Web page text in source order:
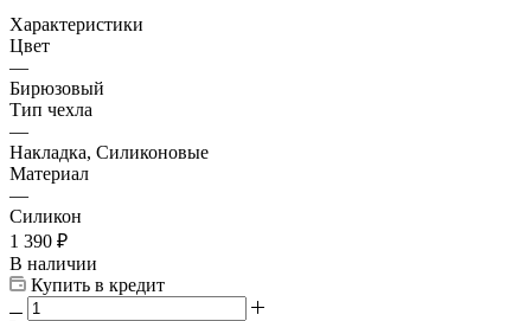
Характеристики
Цвет
—
Бирюзовый
Тип чехла
—
Накладка, Силиконовые
Материал
—
Силикон
1 390 ₽
В наличии
Купить в кредит